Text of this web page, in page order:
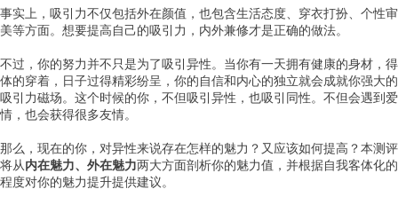
事实上，吸引力不仅包括外在颜值，也包含生活态度、穿衣打扮、个性审
美等方面。想要提高自己的吸引力，内外兼修才是正确的做法。
不过，你的努力并不只是为了吸引异性。当你有一天拥有健康的身材，得
体的穿着，日子过得精彩纷呈，你的自信和内心的独立就会成就你强大的
吸引力磁场。这个时候的你，不但吸引异性，也吸引同性。不但会遇到爱
情，也会获得很多友情。
那么，现在的你，对异性来说存在怎样的魅力？又应该如何提高？本测评
将从内在魅力、外在魅力两大方面剖析你的魅力值，并根据自我客体化的
程度对你的魅力提升提供建议。